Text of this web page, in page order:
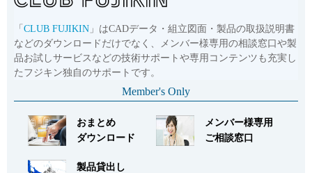
「 CLUB FUJIKIN 」はCADデータ・組立図面・製品の取扱説明書
などのダウンロードだけでなく、メンバー様専用の相談窓口や製
品お試しサービスなどの技術サポートや専用コンテンツも充実し
たフジキン独自のサポートです。
Member's Only
おまとめ
ダウンロード
メンバー様専用
ご相談窓口
製品貸出し